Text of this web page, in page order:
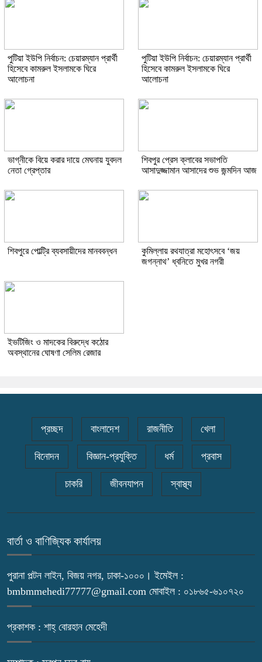
পুটিয়া ইউপি নির্বাচন: চেয়ারম্যান প্রার্থী
হিসেবে কামরুল ইসলামকে ঘিরে
আলোচনা
পুটিয়া ইউপি নির্বাচন: চেয়ারম্যান প্রার্থী
হিসেবে কামরুল ইসলামকে ঘিরে
আলোচনা
ভাগ্নীকে বিয়ে করার দায়ে মেঘনায় যুবদল
নেতা গ্রেপ্তার
শিবপুর প্রেস ক্লাবের সভাপতি
আসাদুজ্জামান আসাদের শুভ জন্মদিন আজ
শিবপুরে পোল্ট্রি ব্যবসায়ীদের মানববন্ধন
কুমিল্লায় রথযাত্রা মহোৎসবে ‘জয়
জগন্নাথ’ ধ্বনিতে মুখর নগরী
ইভটিজিং ও মাদকের বিরুদ্ধে কঠোর
অবস্থানের ঘোষণা সেলিম রেজার
প্রচ্ছদ বাংলাদেশ রাজনীতি খেলা
বিনোদন বিজ্ঞান-প্রযুক্তি ধর্ম প্রবাস
চাকরি জীবনযাপন স্বাস্থ্য
বার্তা ও বাণিজ্যিক কার্যালয়
পুরানা পল্টন লাইন, বিজয় নগর, ঢাকা-১০০০। ইমেইল :
bmbmmehedi77777@gmail.com মোবাইল : ০১৮৬৫-৬১০৭২০
প্রকাশক : শাহ্ বোরহান মেহেদী